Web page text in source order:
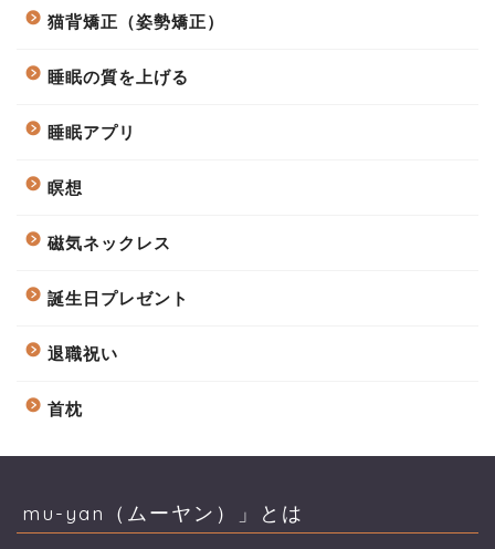
猫背矯正（姿勢矯正）
睡眠の質を上げる
睡眠アプリ
瞑想
磁気ネックレス
誕生日プレゼント
退職祝い
首枕
mu-yan（ムーヤン）」とは